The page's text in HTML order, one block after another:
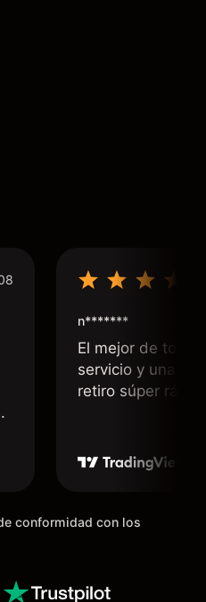
n*******
El mejor de
servicio y una
retiro súper
conformidad con los